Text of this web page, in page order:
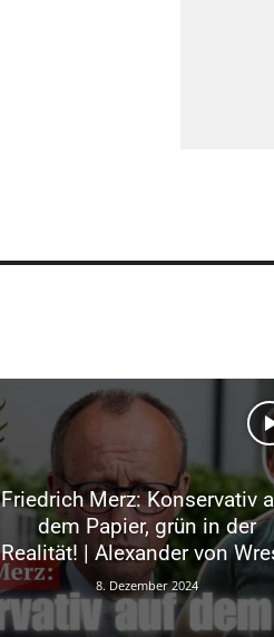
Friedrich Merz: Konservativ
dem Papier, grün in der
Realität! | Alexander von
8. Dezember 2024